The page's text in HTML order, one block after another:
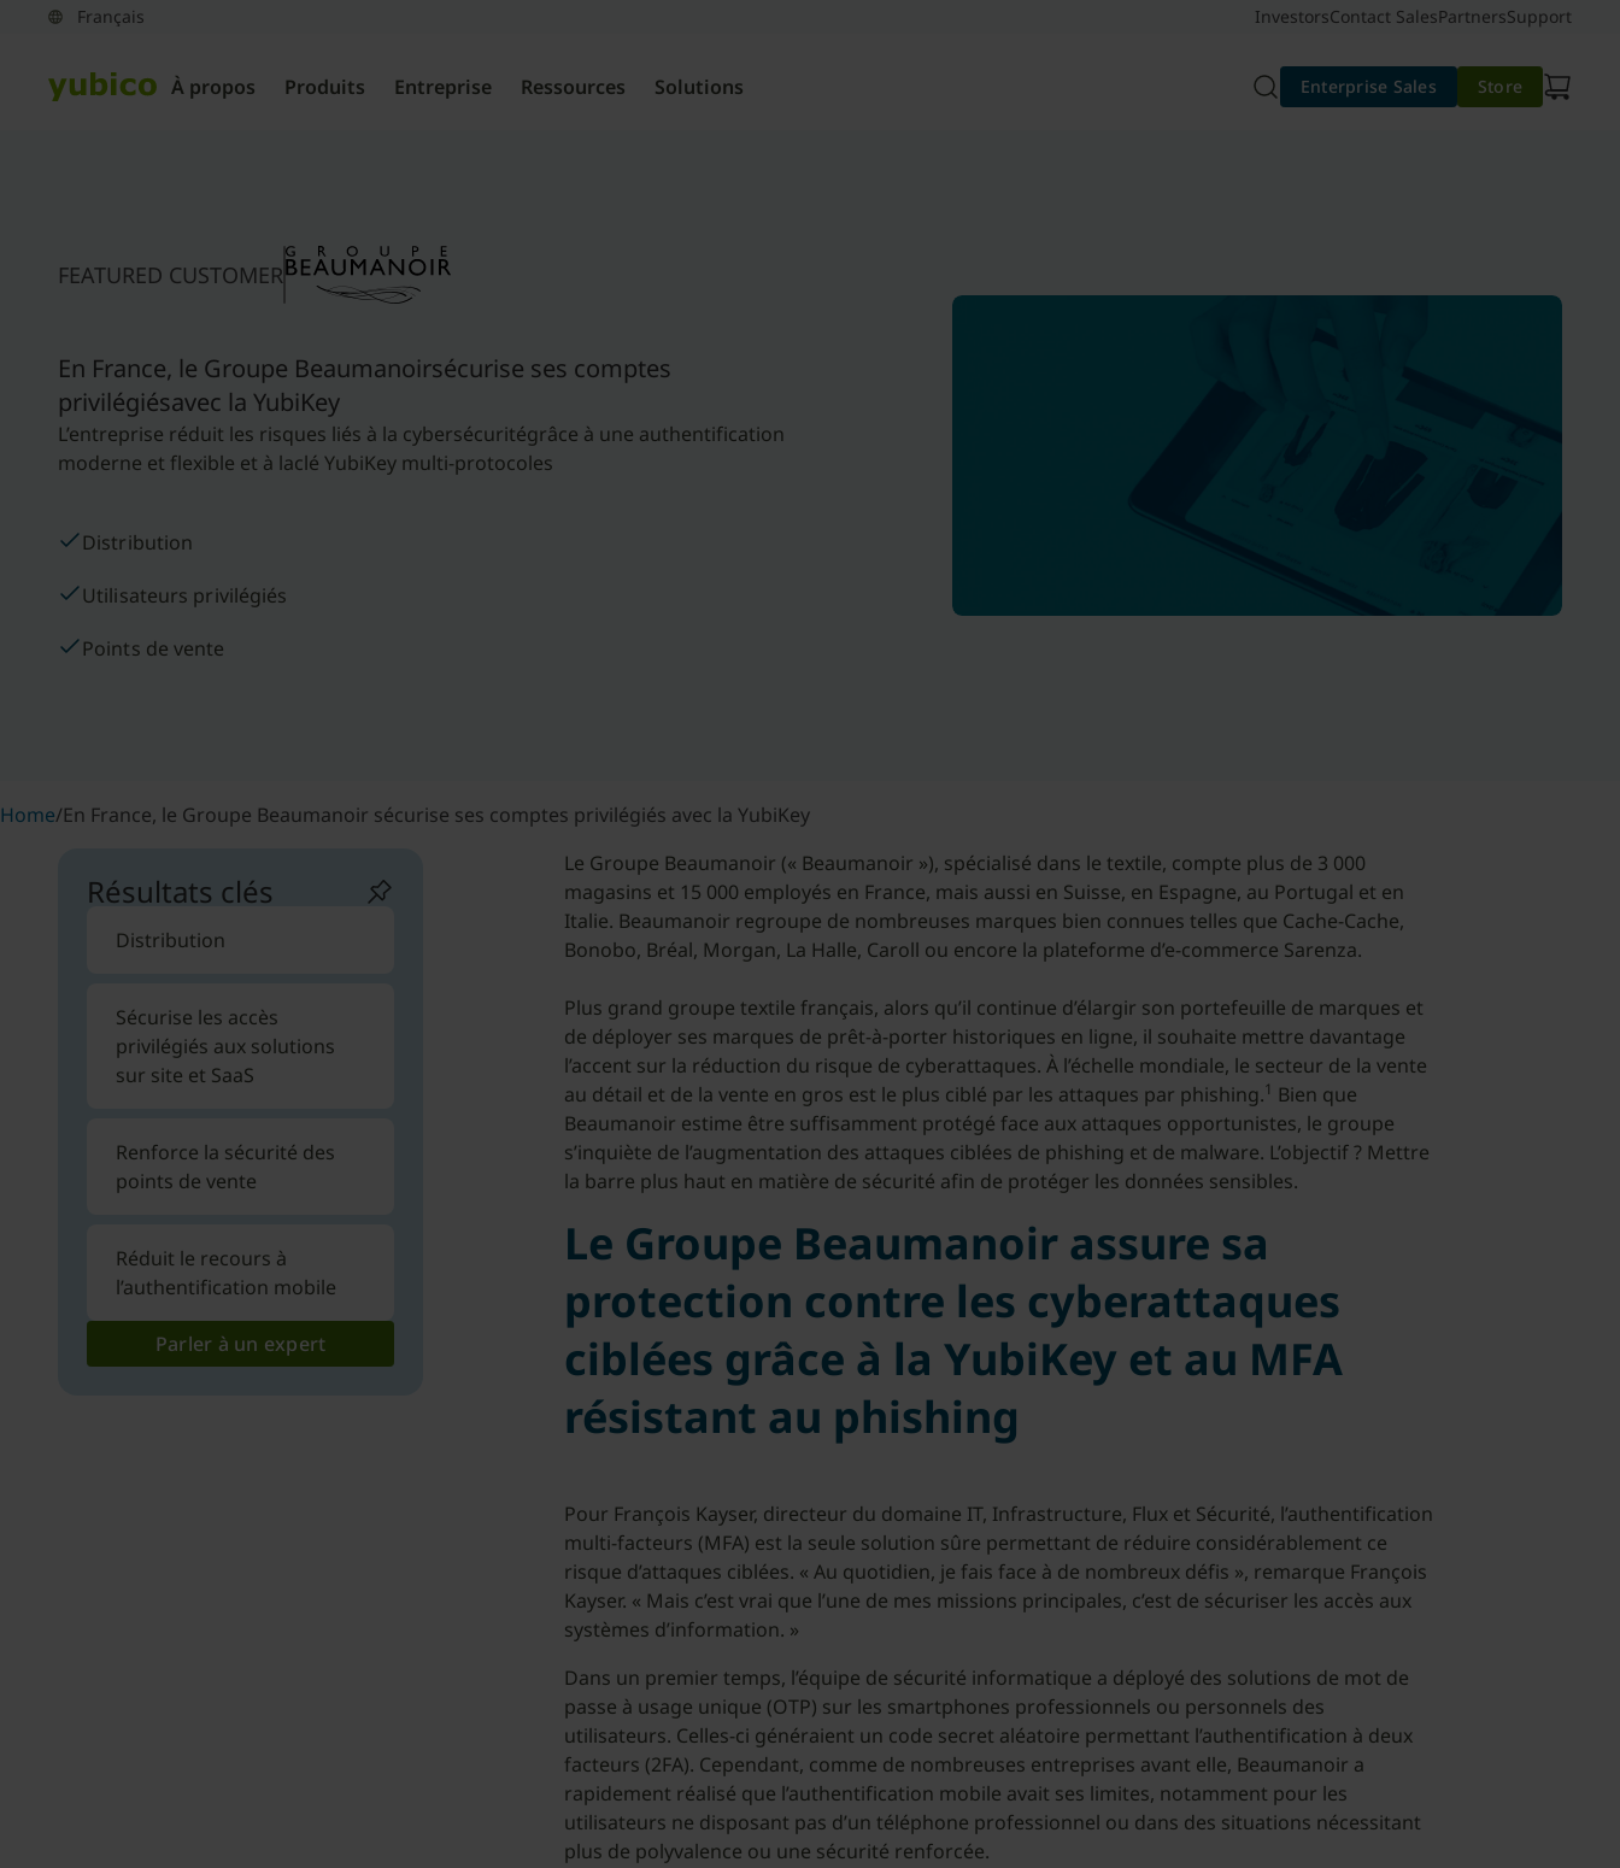
InvestorsContact SalesPartnersSupport
À propos Produits Entreprise Ressources Solutions Enterprise Sales Store
FEATURED CUSTOMER
En France, le Groupe Beaumanoirsécurise ses comptes
privilégiésavec la YubiKey
L’entreprise réduit les risques liés à la cybersécuritégrâce à une authentification
moderne et flexible et à laclé YubiKey multi-protocoles
Distribution
Utilisateurs privilégiés
Points de vente
Home/En France, le Groupe Beaumanoir sécurise ses comptes privilégiés avec la YubiKey
Résultats clés
Distribution
Sécurise les accès
privilégiés aux solutions
sur site et SaaS
Renforce la sécurité des
points de vente
Réduit le recours à
l’authentification mobile
Parler à un expert
Le Groupe Beaumanoir (« Beaumanoir »), spécialisé dans le textile, compte plus de 3 000
magasins et 15 000 employés en France, mais aussi en Suisse, en Espagne, au Portugal et en
Italie. Beaumanoir regroupe de nombreuses marques bien connues telles que Cache-Cache,
Bonobo, Bréal, Morgan, La Halle, Caroll ou encore la plateforme d’e-commerce Sarenza.
Plus grand groupe textile français, alors qu’il continue d’élargir son portefeuille de marques et
de déployer ses marques de prêt-à-porter historiques en ligne, il souhaite mettre davantage
l’accent sur la réduction du risque de cyberattaques. À l’échelle mondiale, le secteur de la vente
au détail et de la vente en gros est le plus ciblé par les attaques par phishing.1 Bien que
Beaumanoir estime être suffisamment protégé face aux attaques opportunistes, le groupe
s’inquiète de l’augmentation des attaques ciblées de phishing et de malware. L’objectif ? Mettre
la barre plus haut en matière de sécurité afin de protéger les données sensibles.
Le Groupe Beaumanoir assure sa
protection contre les cyberattaques
ciblées grâce à la YubiKey et au MFA
résistant au phishing
Pour François Kayser, directeur du domaine IT, Infrastructure, Flux et Sécurité, l’authentification
multi-facteurs (MFA) est la seule solution sûre permettant de réduire considérablement ce
risque d’attaques ciblées. « Au quotidien, je fais face à de nombreux défis », remarque François
Kayser. « Mais c’est vrai que l’une de mes missions principales, c’est de sécuriser les accès aux
systèmes d’information. »
Dans un premier temps, l’équipe de sécurité informatique a déployé des solutions de mot de
passe à usage unique (OTP) sur les smartphones professionnels ou personnels des
utilisateurs. Celles-ci généraient un code secret aléatoire permettant l’authentification à deux
facteurs (2FA). Cependant, comme de nombreuses entreprises avant elle, Beaumanoir a
rapidement réalisé que l’authentification mobile avait ses limites, notamment pour les
utilisateurs ne disposant pas d’un téléphone professionnel ou dans des situations nécessitant
plus de polyvalence ou une sécurité renforcée.